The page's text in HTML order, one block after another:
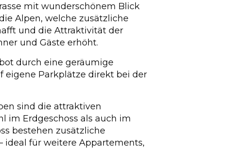
mit wunderschönem Blick
Alpen, welche zusätzliche
und die Attraktivität der
und Gäste erhöht.
durch eine geräumige
eigene Parkplätze direkt bei der
sind die attraktiven
im Erdgeschoss als auch im
bestehen zusätzliche
ideal für weitere Appartements,